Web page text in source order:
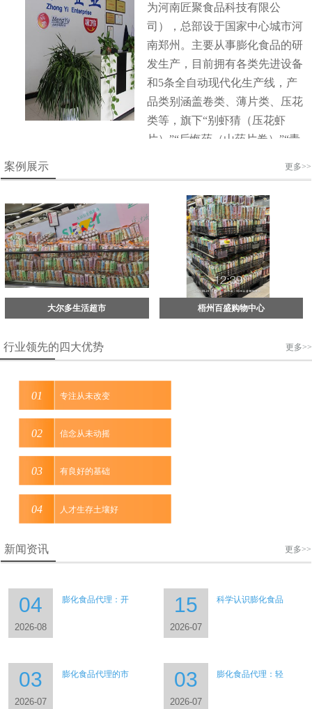
为河南匠聚食品科技有限公
司），总部设于国家中心城市河
南郑州。主要从事膨化食品的研
发生产，目前拥有各类先进设备
和5条全自动现代化生产线，产
品类别涵盖卷类、薄片类、压花
类等，旗下“别虾猜（压花虾
片）”“后悔药（山药片卷）”“青
业在做大做强的同时，始终秉
持“责任、价值、共赢”的经营理
念，用责任指引方向，用行动成
就价值，用共赢衡量高度。“君
子务本，本立而道生”。众一人
相信，唯有此，才能成为行业标
准，“做好吃的膨化食品”，才能
案例展示 更多>>
大尔多生活超市 梧州百盛购物中心
行业领先的四大优势 更多>>
专注从未改变
信念从未动摇
有良好的基础
人才生存土壤好
新闻资讯 更多>>
04
2026-08
膨化食品代理：开 15
2026-07
科学认识膨化食品
03
2026-07
膨化食品代理的市 03
2026-07
膨化食品代理：轻